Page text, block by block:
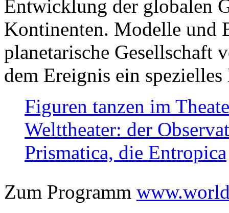
Entwicklung der globalen
Kontinenten. Modelle und
planetarische Gesellschaft
dem Ereignis ein
Figuren tanzen im
Welttheater: der
Prismatica, die Entropica
Zum Programm